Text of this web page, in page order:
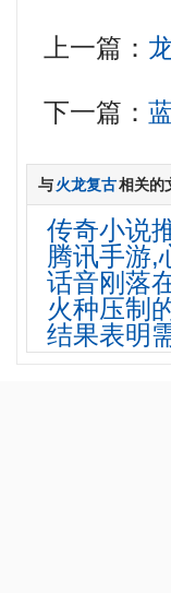
上一篇：
下一篇：
与火龙复古相关的
传奇小说
腾讯手游,
话音刚落
火种压制
结果表明